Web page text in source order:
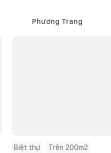
Phương Trang
Biệt thự Trên 200m2